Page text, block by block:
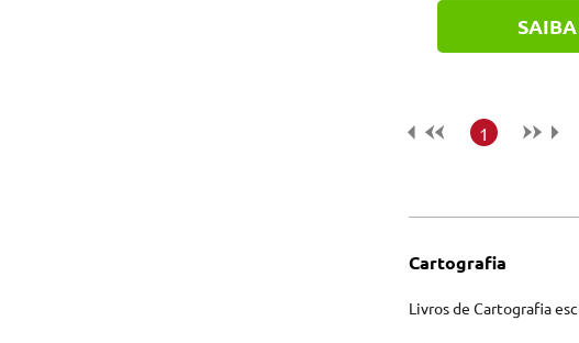
1
Cartografia
Livros de Cartografia